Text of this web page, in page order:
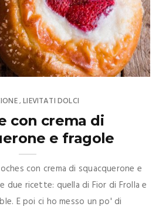
,LIEVITATI DOLCI
con crema di
e fragole
con crema di squacquerone e
due ricette: quella di Fior di Frolla e
E poi ci ho messo un po' di